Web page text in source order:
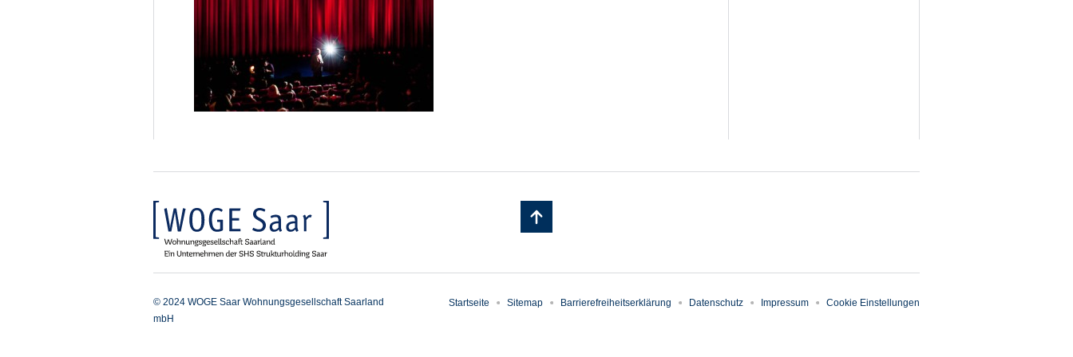
© 2024 WOGE Saar Wohnungsgesellschaft Saarland
mbH
Startseite Sitemap Barrierefreiheitserklärung Datenschutz Impressum Cookie Einstellungen